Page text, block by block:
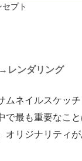
プト
レンダリング
ムネイルスケッ
で最も重要なこ
オリジナリティ